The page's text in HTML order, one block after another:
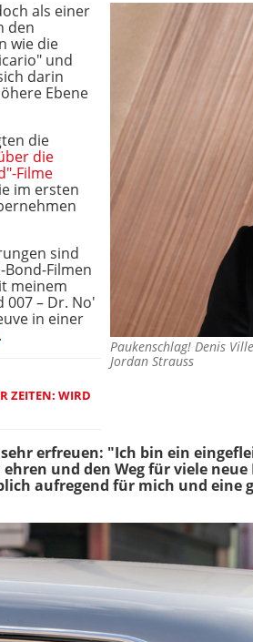
Paukenschlag! Denis
Jordan Strauss
als einer
den
wie die
und
darin
Ebene
die
die
Filme
im ersten
sind
Filmen
meinem
007 – Dr. No'
in einer
.
ZEITEN: WIRD
erfreuen: "Ich bin ein
und den Weg für viele
aufregend für mich und eine